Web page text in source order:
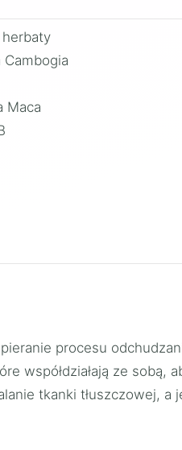
Cambogia
Maca
procesu
współdziałają ze sobą,
tkanki tłuszczowej, a